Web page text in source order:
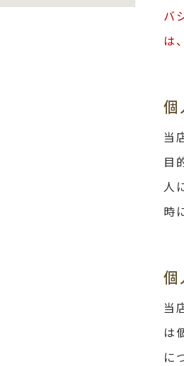
バ
は
個
当
目
人
時
個
当
は
に